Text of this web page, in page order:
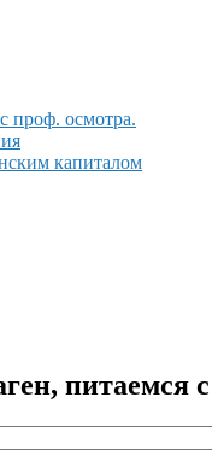
проф. осмотра.
капиталом
питаемся